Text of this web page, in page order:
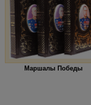
Маршалы Победы